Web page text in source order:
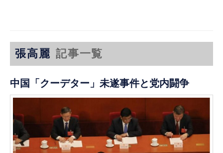
張高麗 記事一覧
中国「クーデター」未遂事件と党内闘争